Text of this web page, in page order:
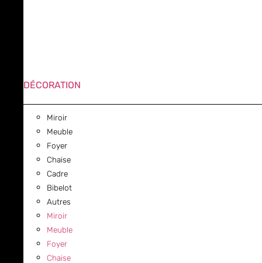
DÉCORATION
Miroir
Meuble
Foyer
Chaise
Cadre
Bibelot
Autres
Miroir
Meuble
Foyer
Chaise